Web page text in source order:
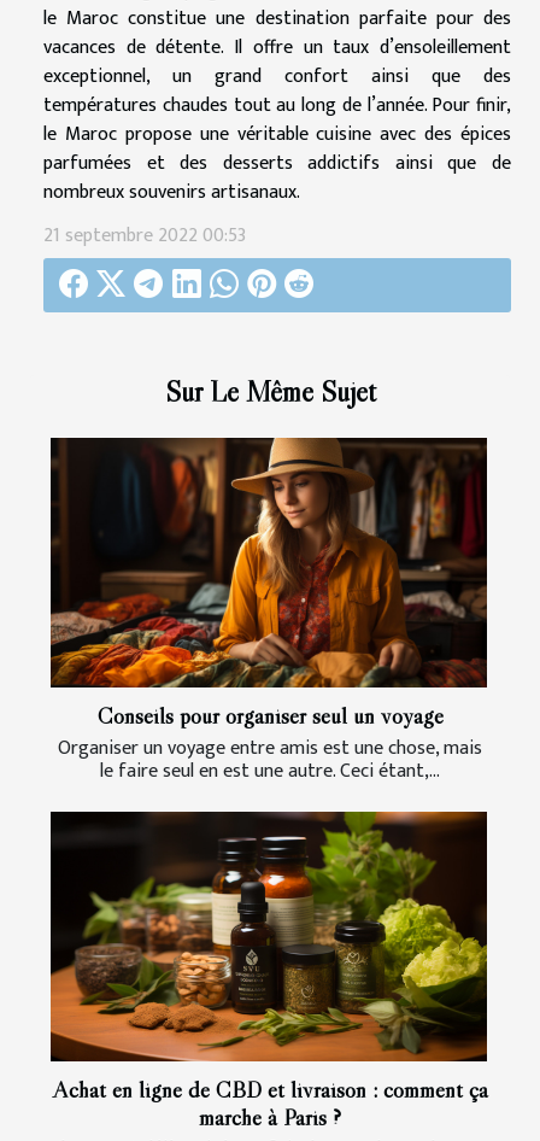
Sur Le Même Sujet
Conseils pour organiser seul un voyage
Organiser un voyage entre amis est une chose, mais
le faire seul en est une autre. Ceci étant,...
Achat en ligne de CBD et livraison : comment ça
marche à Paris ?
le Maroc constitue une destination parfaite pour des
vacances de détente. Il offre un taux d’ensoleillement
exceptionnel, un grand confort ainsi que des
températures chaudes tout au long de l’année. Pour finir,
le Maroc propose une véritable cuisine avec des épices
parfumées et des desserts addictifs ainsi que de
nombreux souvenirs artisanaux.
21 septembre 2022 00:53